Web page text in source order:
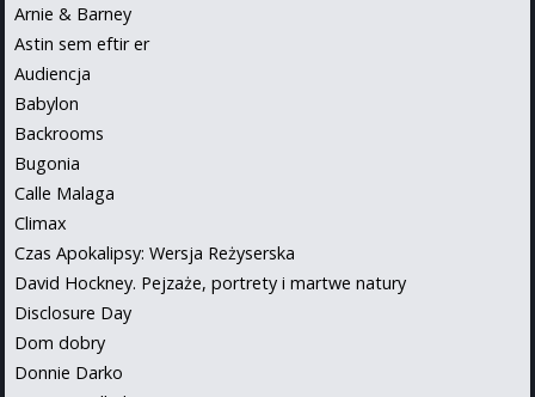
Arnie & Barney
Astin sem eftir er
Audiencja
Babylon
Backrooms
Bugonia
Calle Malaga
Climax
Czas Apokalipsy: Wersja Reżyserska
David Hockney. Pejzaże, portrety i martwe natury
Disclosure Day
Dom dobry
Donnie Darko